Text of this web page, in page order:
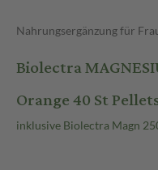
Nahrungsergänzung für
Biolectra
Orange 40 St
inklusive Biolectra Magn